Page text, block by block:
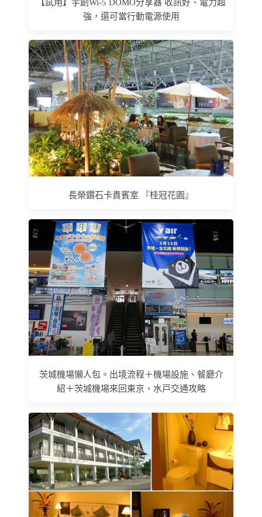
【試用】宇創Wi-5 DOMO分享器 收訊好、電力超
強，還可當行動電源使用
長榮鑽石卡貴賓室 『桂冠花園』
茨城機場懶人包。出境流程＋機場設施、餐廳介
紹＋茨城機場來回東京、水戸交通攻略